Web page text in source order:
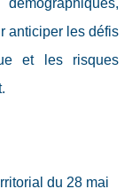
anticiper les défis
et les risques
du 28 mai